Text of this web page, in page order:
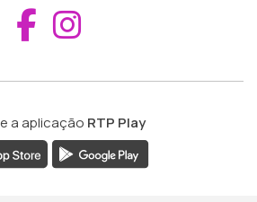
Aceder ao
a aplicação RTP Play